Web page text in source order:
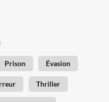
Prison Évasion
Thriller